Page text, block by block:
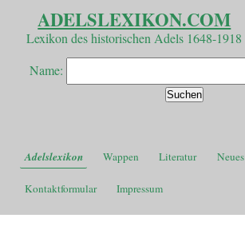
ADELSLEXIKON.COM
Lexikon des historischen Adels 1648-1918
Name:
Adelslexikon Wappen Literatur Neues
Kontaktformular Impressum